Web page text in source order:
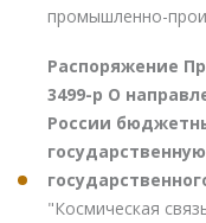
промышленно-
Распоряжение
3499-р О
России
"Космическая